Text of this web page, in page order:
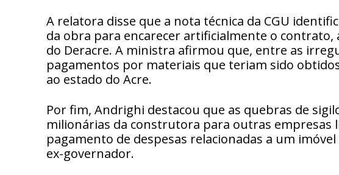
A relatora disse que a nota técnica da CGU
da obra para encarecer artificialmente o contrato,
do Deracre. A ministra afirmou que, entre as
pagamentos por materiais que teriam sido
ao estado do Acre.
Por fim, Andrighi destacou que as quebras de
milionárias da construtora para outras empresas
pagamento de despesas relacionadas a um
ex-governador.